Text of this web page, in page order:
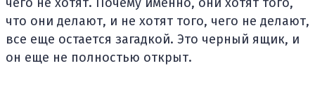
что они делают, и не хотят того, чего не делают,
все еще остается загадкой. Это черный ящик, и
он еще не полностью открыт.